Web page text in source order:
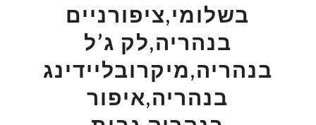
בשלומי,ציפורניים
בנהריה,לק ג’ל
בנהריה,מיקרובליידינג
בנהריה,איפור